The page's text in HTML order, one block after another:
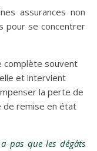
assurances non
pour se concentrer
complète souvent
et intervient
la perte de
de remise en état
pas que les dégâts